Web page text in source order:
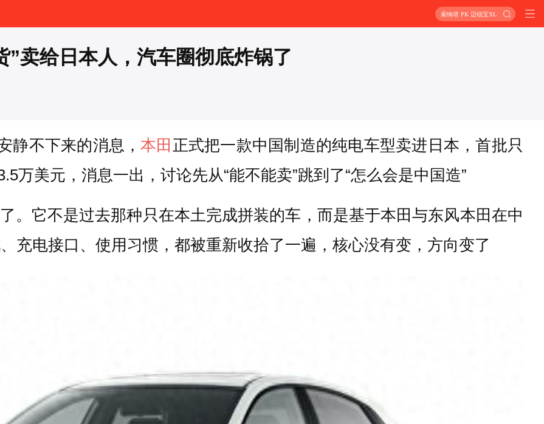
索纳塔 PK 迈锐宝XL
卖给日本人，汽车圈彻底炸锅了
静不下来的消息，本田 正式把一款中国制造的纯电车型卖进日本，首批只
万美元，消息一出，讨论先从“能不能卖”跳到了“怎么会是中国造”
。它不是过去那种只在本土完成拼装的车，而是基于本田与东风本田在中
充电接口、使用习惯，都被重新收拾了一遍，核心没有变，方向变了